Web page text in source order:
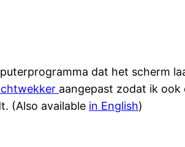
dat het scherm
aangepast zodat ik ook
(Also available in English)